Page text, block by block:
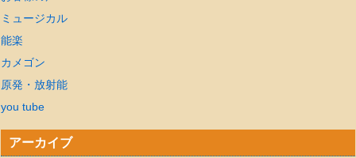
ミュージカル
能楽
カメゴン
原発・放射能
you tube
アーカイブ